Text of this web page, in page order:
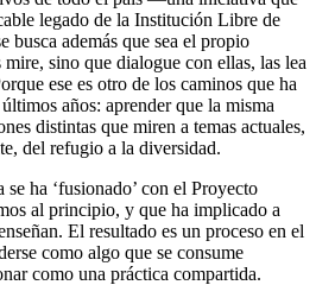
legado de la Institución Libre de
además que sea el propio
sino que dialogue con ellas, las lea
ese es otro de los caminos que ha
años: aprender que la misma
distintas que miren a temas actuales,
del refugio a la diversidad.
ha ‘fusionado’ con el Proyecto
al principio, y que ha implicado a
El resultado es un proceso en el
como algo que se consume
como una práctica compartida.